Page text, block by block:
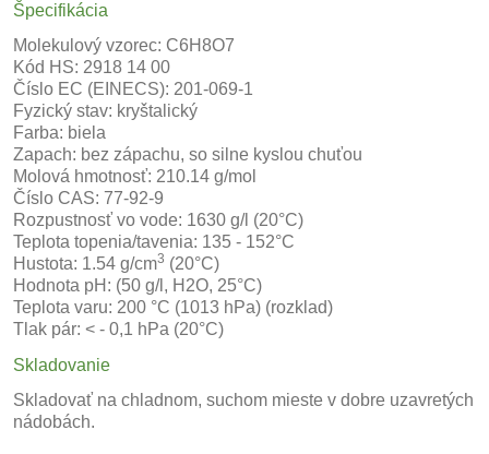
Špecifikácia
Molekulový vzorec: C6H8O7
Kód HS: 2918 14 00
Číslo EC (EINECS): 201-069-1
Fyzický stav: kryštalický
Farba: biela
Zapach: bez zápachu, so silne kyslou chuťou
Molová hmotnosť: 210.14 g/mol
Číslo CAS: 77-92-9
Rozpustnosť vo vode: 1630 g/l (20°C)
Teplota topenia/tavenia: 135 - 152°C
Hustota: 1.54 g/cm3 (20°C)
Hodnota pH: (50 g/l, H2O, 25°C)
Teplota varu: 200 °C (1013 hPa) (rozklad)
Tlak pár: < - 0,1 hPa (20°C)
Skladovanie
Skladovať na chladnom, suchom mieste v dobre uzavretých
nádobách.